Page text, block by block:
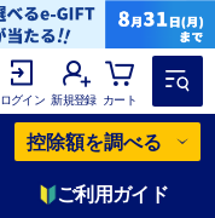
ログイン 新規登録 カート
控除額を調べる
ご利用ガイド